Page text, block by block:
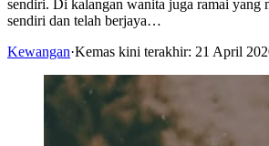
sendiri. Di kalangan wanita juga ramai yang
sendiri dan telah berjaya…
Kewangan·Kemas kini terakhir: 21 April